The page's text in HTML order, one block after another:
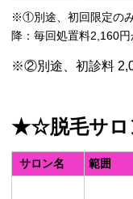
※①別途、初回限定の
降：毎回処置料2,160円
※②別途、初診料
★☆脱毛サ
サロン名 範囲